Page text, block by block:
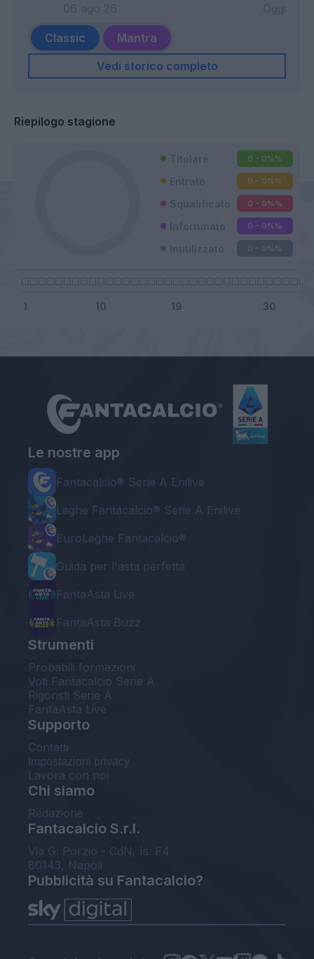
Classic
Mantra
Vedi storico completo
Riepilogo stagione
0 - 0%%
0 - 0%%
0 - 0%%
0 - 0%%
0 - 0%%
Le nostre app
Fantacalcio® Serie A Enilive
Leghe Fantacalcio® Serie A Enilive
EuroLeghe Fantacalcio®
Guida per l'asta perfetta
FantaAsta Live
FantaAsta Buzz
Strumenti
Probabili formazioni
Voti Fantacalcio Serie A
Rigoristi Serie A
FantaAsta Live
Supporto
Contatti
Impostazioni privacy
Lavora con noi
Chi siamo
Redazione
Fantacalcio S.r.l.
Via G. Porzio - CdN, Is. F4
80143, Napoli
Pubblicità su Fantacalcio?